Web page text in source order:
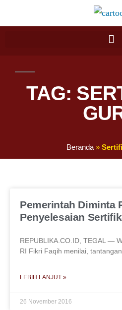
TAG:
Beranda»
Pemerintah Diminta
Penyelesaian
REPUBLIKA.CO.ID, TEGAL —
RI Fikri Faqih menilai,
LEBIH LANJUT »
26 November 2016